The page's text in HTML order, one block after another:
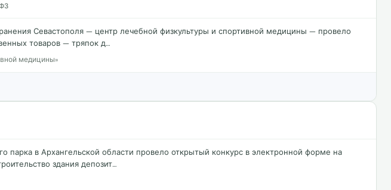
Севастополя — центр лечебной физкультуры и спортивной медицины — провело
товаров — тряпок д…
медицины»
в Архангельской области провело открытый конкурс в электронной форме на
здания депозит…